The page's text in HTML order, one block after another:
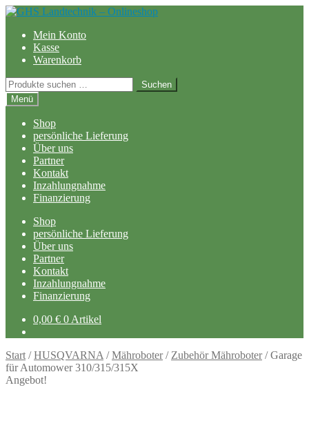
Zur
springen
Zum
springenMein Konto
Kasse
Warenkorb
Suchen
nach:
Suchen
Menü
Shop
persönliche Lieferung
Über uns
Partner
Kontakt
Inzahlungnahme
Finanzierung
Shop
persönliche Lieferung
Über uns
Partner
Kontakt
Inzahlungnahme
Finanzierung
0,00 € 0 Artikel
Start /HUSQVARNA /Mähroboter/ Zubehör Mähroboter/Garage
für Automower 310/315/315X
Angebot!